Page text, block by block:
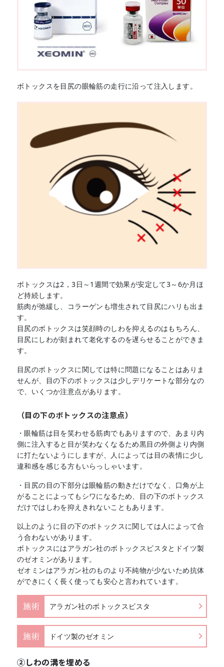
ボトックスを目尻の眼輪筋の走行に沿って注入します。
ボトックスは2，3日～1週間で効果が安定して3～6か月ほ
ど持続します。
筋肉が弛緩し、コラーゲンも増生されて目尻にハリも出ま
す。
目尻のボトックスは笑顔時のしわを抑えるのはもちろん、
目尻にしわが刻まれて老化するのを遅らせることができま
す。
目尻のボトックスに関しては特に問題になることはありま
せんが、目の下のボトックスは少しデリケートな部分なの
で、いくつか注意点があります。
（目の下のボトックスの注意点）
・眼輪筋は目を笑わせる筋肉でもありますので、あまり内
側に注入すると目が笑わなくなるため黒目の外側より内側
に打たないようにしますが、人によっては目の表情に少し
違和感を感じる方もいらっしゃいます。
・目尻の目の下部分は眼輪筋の動きだけでなく、口角が上
がることによってもシワになるため、目の下のボトックス
だけではしわを抑えきれないこともあります。
以上のように目の下のボトックスに関しては人によって合
う合わないがあります。
ボトックスにはアラガン社のボトックスビスタとドイツ製
のゼオミンがあります。
ゼオミンはアラガン社のものより不純物が少ないため抗体
ができにくく長く使っても安心と言われています。
施術 アラガン社のボトックスビスタ
施術 ドイツ製のゼオミン
②しわの溝を埋める